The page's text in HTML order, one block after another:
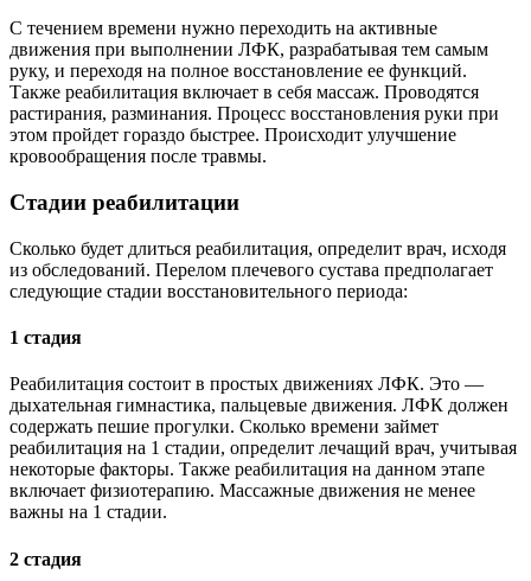
С течением времени нужно переходить на активные
движения при выполнении ЛФК, разрабатывая тем самым
руку, и переходя на полное восстановление ее функций.
Также реабилитация включает в себя массаж. Проводятся
растирания, разминания. Процесс восстановления руки при
этом пройдет гораздо быстрее. Происходит улучшение
кровообращения после травмы.
Стадии реабилитации
Сколько будет длиться реабилитация, определит врач, исходя
из обследований. Перелом плечевого сустава предполагает
следующие стадии восстановительного периода:
1 стадия
Реабилитация состоит в простых движениях ЛФК. Это —
дыхательная гимнастика, пальцевые движения. ЛФК должен
содержать пешие прогулки. Сколько времени займет
реабилитация на 1 стадии, определит лечащий врач, учитывая
некоторые факторы. Также реабилитация на данном этапе
включает физиотерапию. Массажные движения не менее
важны на 1 стадии.
2 стадия